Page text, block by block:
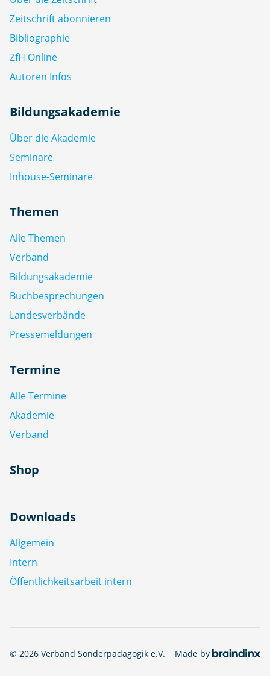
Zeitschrift abonnieren
Bibliographie
ZfH Online
Autoren Infos
Bildungsakademie
Über die Akademie
Seminare
Inhouse-Seminare
Themen
Alle Themen
Verband
Bildungsakademie
Buchbesprechungen
Landesverbände
Pressemeldungen
Termine
Alle Termine
Akademie
Verband
Shop
Downloads
Allgemein
Intern
Öffentlichkeitsarbeit intern
© 2026 Verband Sonderpädagogik e.V. Made by